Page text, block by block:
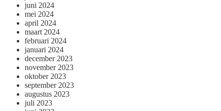
juni 2024
mei 2024
april 2024
maart 2024
februari 2024
januari 2024
december 2023
november 2023
oktober 2023
september 2023
augustus 2023
juli 2023